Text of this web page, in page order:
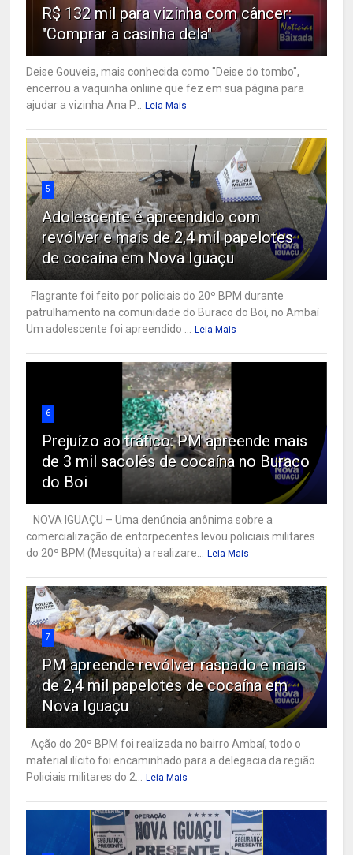
R$ 132 mil para vizinha com câncer:
"Comprar a casinha dela"
Deise Gouveia, mais conhecida como "Deise do tombo",
encerrou a vaquinha onliine que fez em sua página para
ajudar a vizinha Ana P...
Leia Mais
5
Adolescente é apreendido com
revólver e mais de 2,4 mil papelotes
de cocaína em Nova Iguaçu
Flagrante foi feito por policiais do 20º BPM durante
patrulhamento na comunidade do Buraco do Boi, no Ambaí
Um adolescente foi apreendido ...
Leia Mais
6
Prejuízo ao tráfico: PM apreende mais
de 3 mil sacolés de cocaína no Buraco
do Boi
NOVA IGUAÇU – Uma denúncia anônima sobre a
comercialização de entorpecentes levou policiais militares
do 20º BPM (Mesquita) a realizare...
Leia Mais
7
PM apreende revólver raspado e mais
de 2,4 mil papelotes de cocaína em
Nova Iguaçu
Ação do 20º BPM foi realizada no bairro Ambaí; todo o
material ilícito foi encaminhado para a delegacia da região
Policiais militares do 2...
Leia Mais